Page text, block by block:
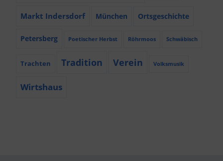
Markt Indersdorf München Ortsgeschichte
Petersberg Poetischer Herbst Röhrmoos Schwäbisch
Trachten Tradition Verein Volksmusik
Wirtshaus